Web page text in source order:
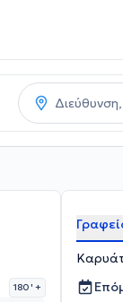
180 ' +